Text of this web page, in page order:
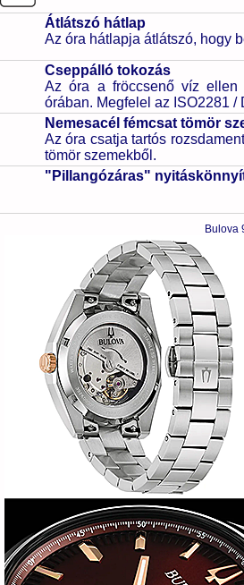
Átlátszó hátlap
Az óra hátlapja átlátszó, hogy
Cseppálló tokozás
Az óra a fröccsenő víz ellen
órában. Megfelel az ISO2281
Nemesacél fémcsat tömör
Az óra csatja tartós
tömör szemekből.
"Pillangózáras"
Bulova